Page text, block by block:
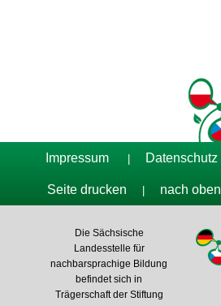
Impressum Datenschutz
Seite drucken nach oben
Die Sächsische
Landesstelle für
nachbarsprachige Bildung
befindet sich in
Trägerschaft der Stiftung